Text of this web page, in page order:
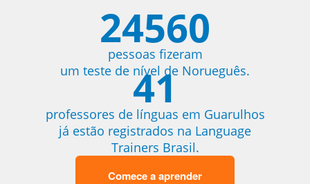
24560
pessoas fizeram
um teste de nível de Norueguês.
41
professores de línguas em Guarulhos
já estão registrados na Language
Trainers Brasil.
Comece a aprender